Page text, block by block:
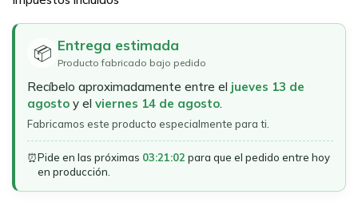
📦 Entrega estimada
Producto fabricado bajo pedido
Recíbelo aproximadamente entre el jueves 13 de
agosto y el viernes 14 de agosto.
Fabricamos este producto especialmente para ti.
⏰Pide en las próximas 03:21:02 para que el pedido entre hoy
en producción.